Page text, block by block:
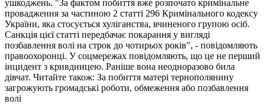
ушкоджень. "За фактом побиття вже розпочато кримінальне
провадження за частиною 2 статті 296 Кримінального кодексу
України, яка стосується хуліганства, вчиненого групою осіб.
Санкція цієї статті передбачає покарання у вигляді
позбавлення волі на строк до чотирьох років", - повідомляють
правоохоронці. У соцмережах повідомляють, що це не перший
інцидент з кривдницею. Раніше вона неодноразово била
дівчат. Читайте також: За побиття матері тернополянину
загрожують громадські роботи, обмеження або позбавлення
волі